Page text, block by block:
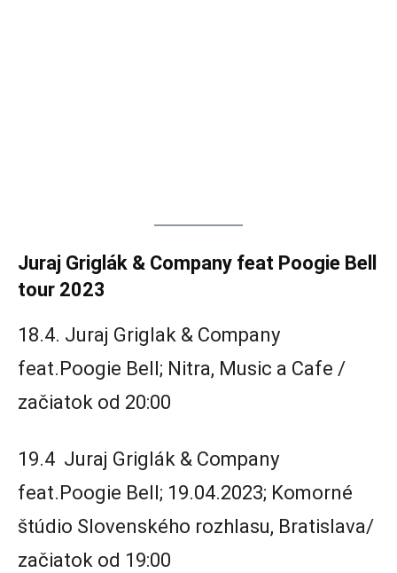
Juraj Griglák & Company feat Poogie Bell
tour 2023
18.4. Juraj Griglak & Company
feat.Poogie Bell; Nitra, Music a Cafe /
začiatok od 20:00
19.4 Juraj Griglák & Company
feat.Poogie Bell; 19.04.2023; Komorné
štúdio Slovenského rozhlasu, Bratislava/
začiatok od 19:00